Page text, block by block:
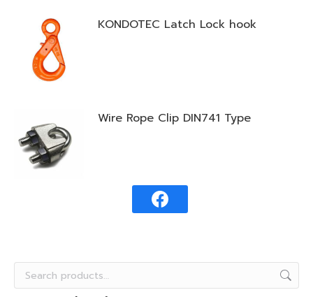
KONDOTEC Latch Lock hook
Wire Rope Clip DIN741 Type